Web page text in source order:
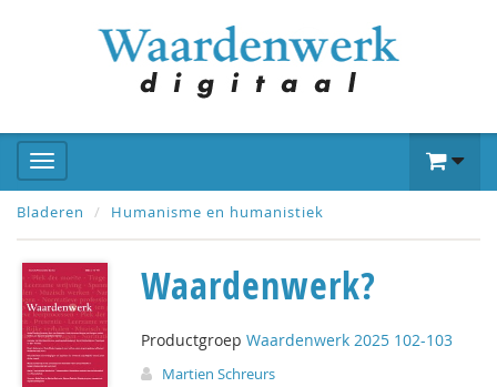
Bladeren Humanisme en humanistiek
Waardenwerk?
Productgroep Waardenwerk 2025 102-103
Martien Schreurs